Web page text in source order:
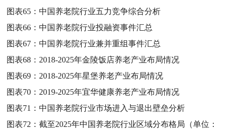
图表65：中国养老院行业五力竞争综合分析
图表66：中国养老院行业投融资事件汇总
图表67：中国养老院行业兼并重组事件汇总
图表68： 2018-2025年金陵饭店养老产业布局情况
图表69： 2018-2025年星堡养老产业布局情况
图表70： 2019-2025年宜华健康养老产业布局情况
图表71：中国养老院行业市场进入与退出壁垒分析
图表72：截至2025年中国养老院行业区域分布格局（单位：